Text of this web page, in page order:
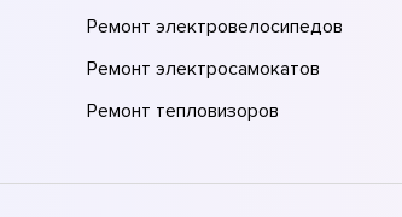
Ремонт электровелосипедов
Ремонт электросамокатов
Ремонт тепловизоров